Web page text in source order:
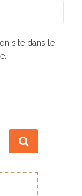
site dans le